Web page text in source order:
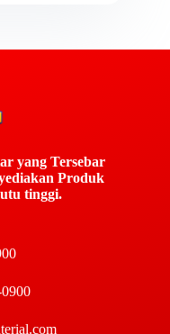
yang Tersebar
Produk
tinggi.